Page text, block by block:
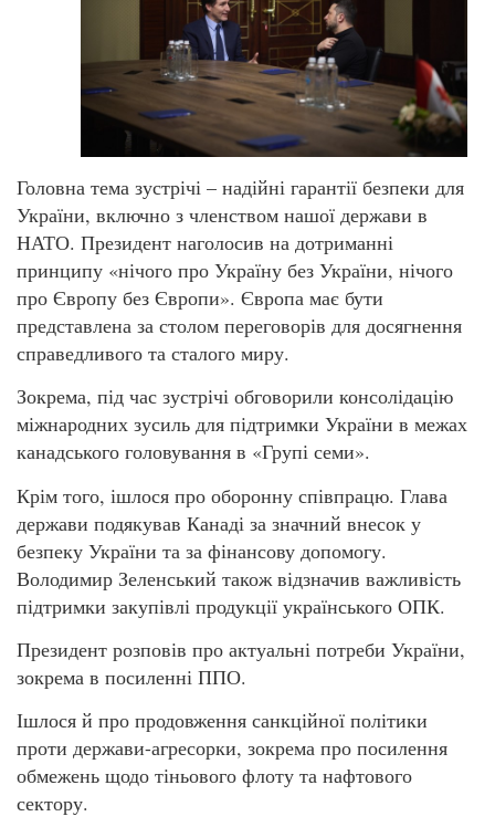
Головна тема зустрічі – надійні гарантії безпеки для
України, включно з членством нашої держави в
НАТО. Президент наголосив на дотриманні
принципу «нічого про Україну без України, нічого
про Європу без Європи». Європа має бути
представлена за столом переговорів для досягнення
справедливого та сталого миру.
Зокрема, під час зустрічі обговорили консолідацію
міжнародних зусиль для підтримки України в межах
канадського головування в «Групі семи».
Крім того, ішлося про оборонну співпрацю. Глава
держави подякував Канаді за значний внесок у
безпеку України та за фінансову допомогу.
Володимир Зеленський також відзначив важливість
підтримки закупівлі продукції українського ОПК.
Президент розповів про актуальні потреби України,
зокрема в посиленні ППО.
Ішлося й про продовження санкційної політики
проти держави-агресорки, зокрема про посилення
обмежень щодо тіньового флоту та нафтового
сектору.